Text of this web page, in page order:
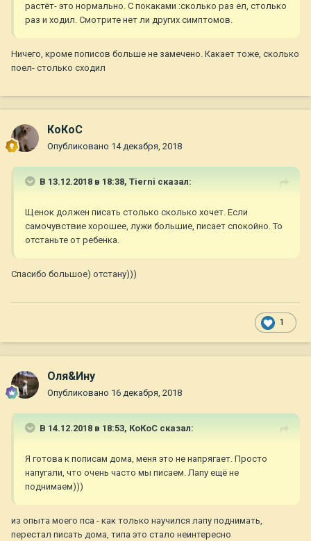
растёт- это нормально. С покаками :сколько раз ел, столько
раз и ходил. Смотрите нет ли других симптомов.
Ничего, кроме пописов больше не замечено. Какает тоже, сколько
поел- столько сходил
КоКоС
Опубликовано 14 декабря, 2018
В 13.12.2018 в 18:38, Tierni сказал:
Щенок должен писать столько сколько хочет. Если
самочувствие хорошее, лужи большие, писает спокойно. То
отстаньте от ребенка.
Спасибо большое) отстану)))
1
Оля&Ину
Опубликовано 16 декабря, 2018
В 14.12.2018 в 18:53, КоКоС сказал:
Я готова к пописам дома, меня это не напрягает. Просто
напугали, что очень часто мы писаем. Лапу ещё не
поднимаем)))
из опыта моего пса - как только научился лапу поднимать,
перестал писать дома, типа это стало неинтересно